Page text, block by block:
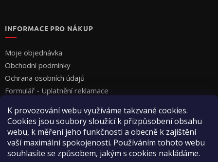
K provozování webu využíváme takzvané cookies.
Cookies jsou soubory sloužící k přizpůsobení obsahu
webu, k měření jeho funkčnosti a obecně k zajištění
vaší maximální spokojenosti. Používáním tohoto webu
souhlasíte se způsobem, jakým s cookies nakládáme.
INFORMACE PRO NÁKUP
Moje objednávka
Obchodní podmínky
Ochrana osobních údajů
Formulář - Uplatnění reklamace